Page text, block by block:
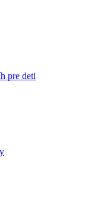
pre deti